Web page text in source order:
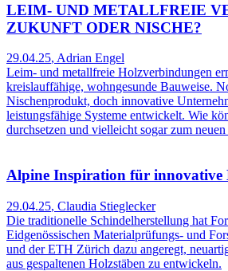
LEIM- UND METALLFREIE
ZUKUNFT ODER NISCHE?
29.04.25, Adrian Engel
Leim- und metallfreie Holzverbindungen
kreislauffähige, wohngesunde Bauweise.
Nischenprodukt, doch innovative
leistungsfähige Systeme entwickelt. Wie
durchsetzen und vielleicht sogar zum
Alpine Inspiration für innovative
29.04.25, Claudia Stieglecker
Die traditionelle Schindelherstellung hat
Eidgenössischen Materialprüfungs- und
und der ETH Zürich dazu angeregt,
aus gespaltenen Holzstäben zu entwickeln.